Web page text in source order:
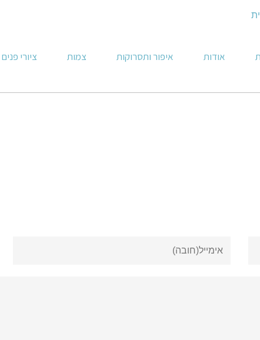
אודות איפור ותסרוקות צמות ציורי פנים